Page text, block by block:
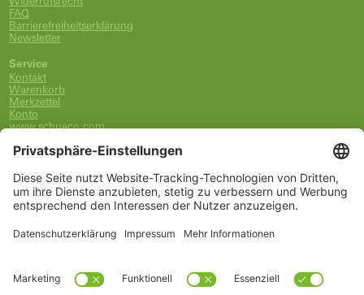
FAQ
Barrierefreiheitserklärung
Newsletter
Service
Kontakt
Warenkorb
Merkzettel
Konto
www.schueco.com
0800-400-4007
kostenlos aus dem dt. Festnetz
Unsere Marken
Alle Marken
Schüco International KG
Kategorien